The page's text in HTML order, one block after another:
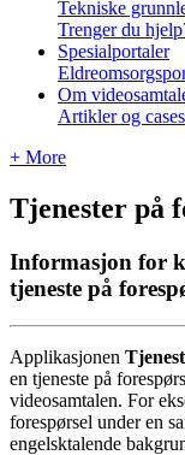
Tekniske
Trenger du
Spesialportaler
Om
Artikler og
+ More
Tjenester på
Informasjon for
tjeneste på
Applikasjonen
en tjeneste på forespø
videosamtalen. For
forespørsel under en
engelsktalende